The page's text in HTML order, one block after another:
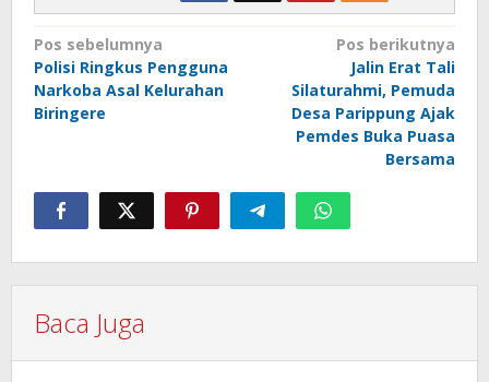
Navigasi
pos
Pos sebelumnya
Polisi Ringkus Pengguna
Narkoba Asal Kelurahan
Biringere
Pos berikutnya
Jalin Erat Tali
Silaturahmi, Pemuda
Desa Parippung Ajak
Pemdes Buka Puasa
Bersama
Baca Juga